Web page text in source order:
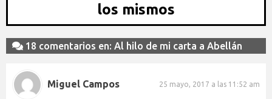
los mismos
18 comentarios en: Al hilo de mi carta a Abellán
Miguel Campos 25 mayo, 2017 a las 11:52 am